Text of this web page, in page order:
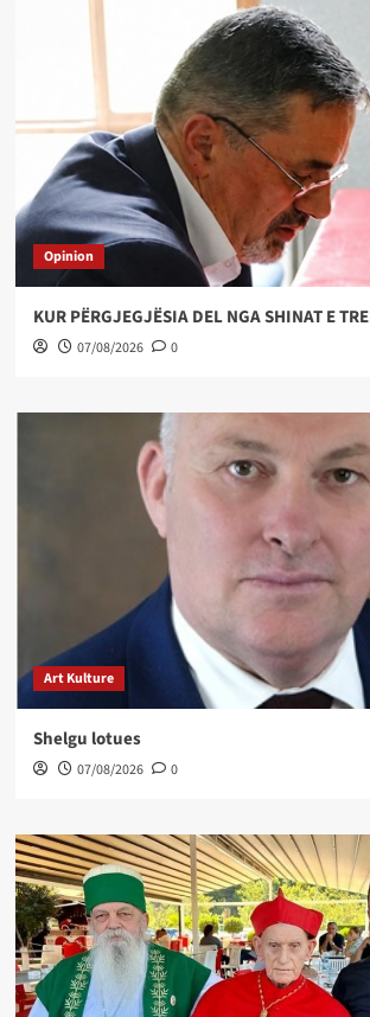
Opinion
KUR PËRGJEGJËSIA DEL NGA SHINAT E
07/08/2026 0
Art Kulture
Shelgu lotues
07/08/2026 0